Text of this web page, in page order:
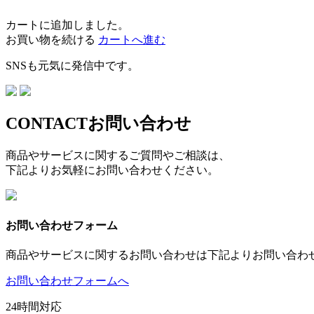
カートに追加しました。
お買い物を続ける カートへ進む
SNSも元気に発信中です。
CONTACTお問い合わせ
商品やサービスに関するご質問やご相談は、
下記よりお気軽にお問い合わせください。
お問い合わせフォーム
商品やサービスに関するお問い合わせは下記よりお問い合わ
お問い合わせフォームへ
24時間対応